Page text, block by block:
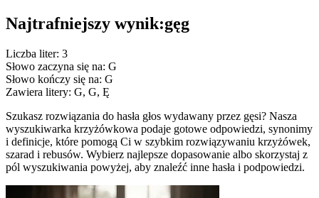
Najtrafniejszy wynik:gęg
Liczba liter: 3
Słowo zaczyna się na: G
Słowo kończy się na: G
Zawiera litery: G, G, Ę
Szukasz rozwiązania do hasła głos wydawany przez gęsi? Nasza
wyszukiwarka krzyżówkowa podaje gotowe odpowiedzi, synonimy
i definicje, które pomogą Ci w szybkim rozwiązywaniu krzyżówek,
szarad i rebusów. Wybierz najlepsze dopasowanie albo skorzystaj z
pól wyszukiwania powyżej, aby znaleźć inne hasła i podpowiedzi.